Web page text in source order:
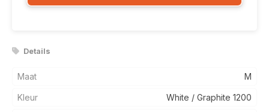
Details
Maat M
Kleur White / Graphite 1200